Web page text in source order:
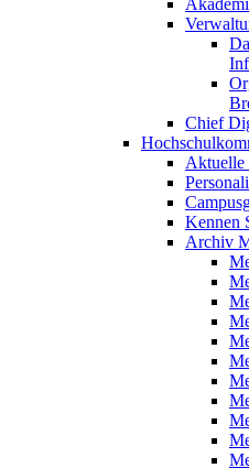
Chief
Aktuelle
Kennen
Archiv